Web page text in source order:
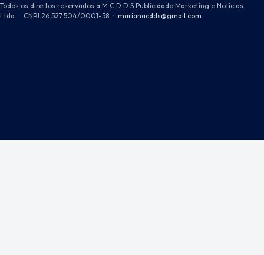
Todos os direitos reservados a M.C.D.D.S Publicidade Marketing e Notícias
Ltda · CNPJ 26.527.504/0001-58 · marianacdds@gmail.com